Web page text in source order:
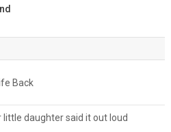
Back
daughter said it out loud